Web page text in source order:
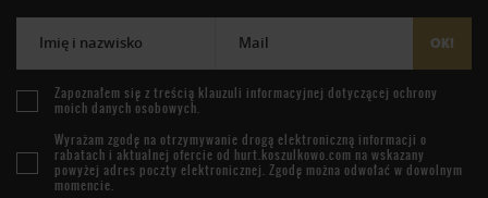
Imię i nazwisko Mail OK!
Zapoznałem się z treścią klauzuli informacyjnej dotyczącej ochrony
moich danych osobowych.
Wyrażam zgodę na otrzymywanie drogą elektroniczną informacji o
rabatach i aktualnej ofercie od hurt.koszulkowo.com na wskazany
powyżej adres poczty elektronicznej. Zgodę można odwołać w dowolnym
momencie.